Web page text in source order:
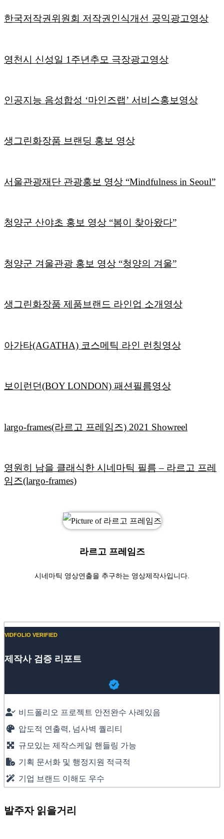
한국저작권위원회 저작권인식개선 공익광고영상
영천시 신성일 1주년추모 극장광고영상
인공지능 음성합성 ‘마인즈랩’ 서비스홍보영상
생그린화장품 브랜딩 홍보 영상
서울관광재단 관광홍보 영상 “Mindfulness in Seoul”
청양군 산야초 홍보 영상 “봄이 찾아왔다”
청양군 겨울관광 홍보 영상 “청양의 겨울”
생그린화장품 제품브랜드 라인업 소개영상
아가타(AGATHA) 코스메틱 라인 런칭영상
보이런던(BOY LONDON) 패션필름영상
largo-frames(라르고 프레임즈) 2021 Showreel
영원히 남을 클래식한 시네마틱 필름 – 라르고 프레
임즈(largo-frames)
라르고 프레임즈
시네마틱 영상연출을 추구하는 영상제작사입니다.
VIDFOLIO VERIFIED
제작사 검증 리포트
비드폴리오 프로젝트 안전완수 사례있음
압도적 연출력, 넘사벽 퀄리티
규모있는 제작스케일 핸들링 가능
기획 문서화 및 행정지원 적극적
기업 브랜드 이해도 우수
발주자 읽을거리